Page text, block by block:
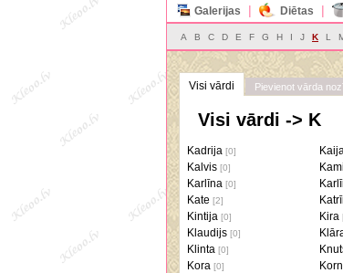
Galerijas
| Diētas |
A B C D E F G H I J K L
Visi vārdi Pievienot vārda
Visi vārdi -> K
Kadrija [0]
Kalvis [0]
Karlīna [0]
Kate [2]
Kintija [0] Kira
Klaudijs [0]
Klinta [0]
Kora [0]